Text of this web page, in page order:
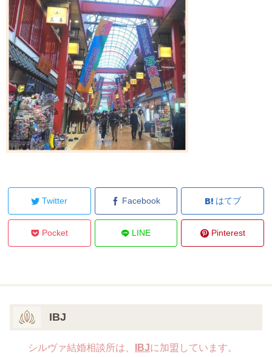
Twitter Facebook はてブ
Pocket LINE Pinterest
IBJ
シルヴァ結婚相談所は、 IBJに加盟しています。